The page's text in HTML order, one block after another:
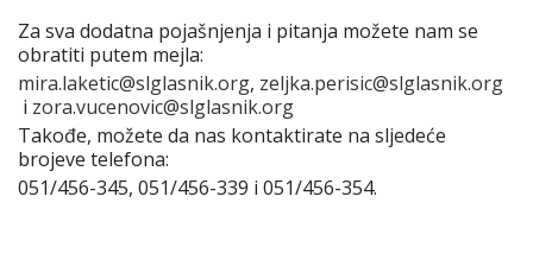
Za sva dodatna poјašnjenja i pitanja možete nam se
obratiti putem meјla:
mira.laketic@slglasnik.org, zeljka.perisic@slglasnik.org
i zora.vucenovic@slglasnik.org
Takođe, možete da nas kontaktirate na sljedeće
broјeve telefona:
051/456-345, 051/456-339 i 051/456-354.